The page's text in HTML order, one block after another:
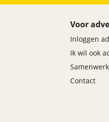
Voor
Inloggen
Ik wil ook
Contact